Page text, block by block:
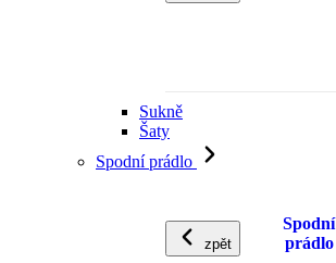
Sukně
Šaty
Spodní prádlo
zpět
Spodní
prádlo